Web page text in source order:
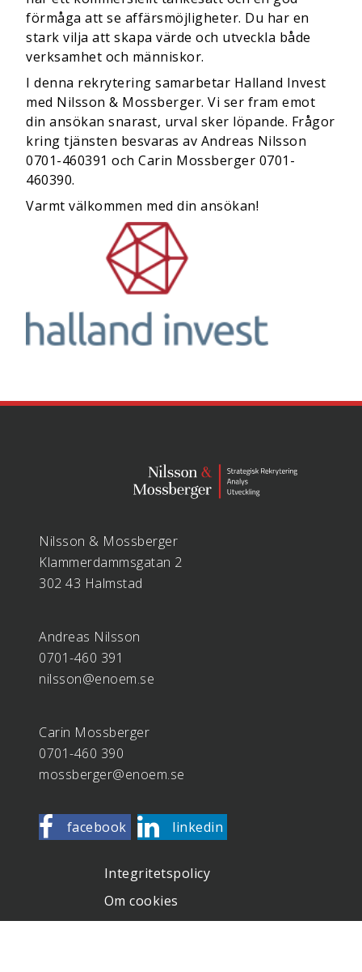
förmåga att se affärsmöjligheter. Du har en
stark vilja att skapa värde och utveckla både
verksamhet och människor.
I denna rekrytering samarbetar Halland Invest
med Nilsson & Mossberger. Vi ser fram emot
din ansökan snarast, urval sker löpande. Frågor
kring tjänsten besvaras av Andreas Nilsson
0701-460391 och Carin Mossberger 0701-
460390.
Varmt välkommen med din ansökan!
Nilsson & Mossberger
Klammerdammsgatan 2
302 43 Halmstad
Andreas Nilsson
0701-460 391
nilsson@enoem.se
Carin Mossberger
0701-460 390
mossberger@enoem.se
facebook linkedin
Integritetspolicy
Om cookies